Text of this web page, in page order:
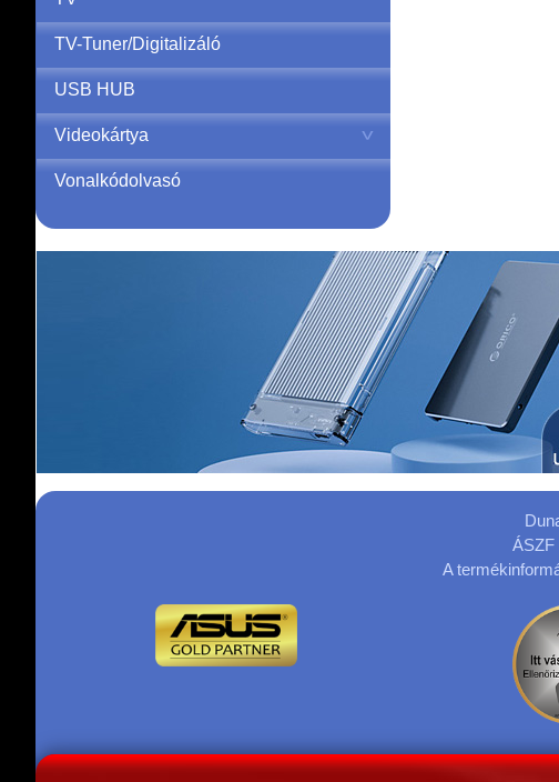
TV-Tuner/Digitalizáló
USB HUB
Videokártya
Vonalkódolvasó
ÁSZF
A